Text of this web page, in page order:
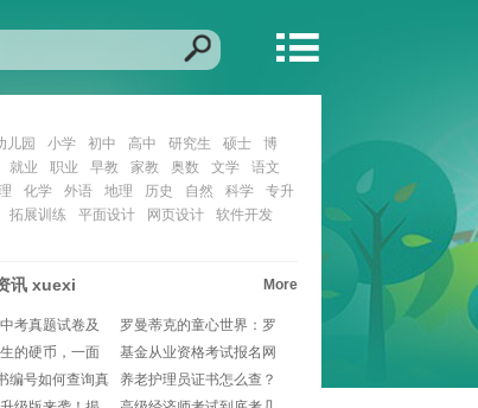
儿园 小学 初中 高中 研究生 硕士
博
就业 职业 早教 家教 奥数 文学
语文
化学 外语 地理 历史 自然 科学
专升
拓展训练 平面设计 网页设计
软件开发
讯 xuexi More
考真题试卷及
何高效利
罗曼蒂克的童心世界：罗
门幼儿园探秘👶🎨!
的硬币，一面
面是梦想
基金从业资格考试报名网
在哪里？小白如何快
编号如何查询真
语专
养老护理员证书怎么查？
官网入口在哪？新手